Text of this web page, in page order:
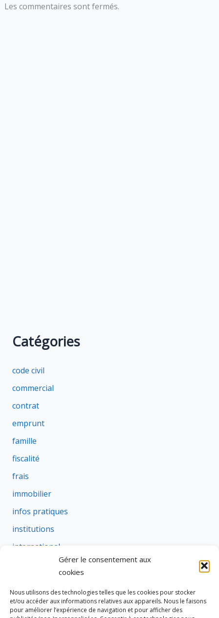
Gérer le consentement aux
cookies
Nous utilisons des technologies telles que les cookies pour stocker
et/ou accéder aux informations relatives aux appareils. Nous le faisons
pour améliorer l’expérience de navigation et pour afficher des
Les commentaires sont fermés.
Catégories
code civil
commercial
contrat
emprunt
famille
fiscalité
frais
immobilier
infos pratiques
institutions
international
rural